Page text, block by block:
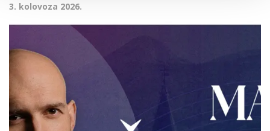
3. kolovoza 2026.